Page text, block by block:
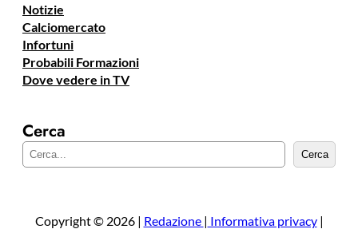
Notizie
Calciomercato
Infortuni
Probabili Formazioni
Dove vedere in TV
Cerca
e
a
Cerca
Copyright © 2026 | Redazione | Informativa privacy|